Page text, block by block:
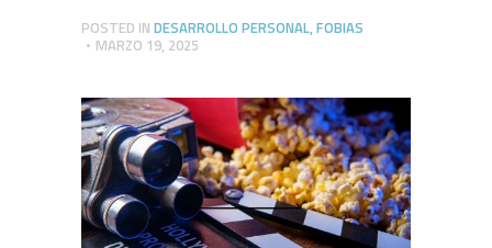
POSTED IN DESARROLLO PERSONAL,FOBIAS
MARZO 19, 2025